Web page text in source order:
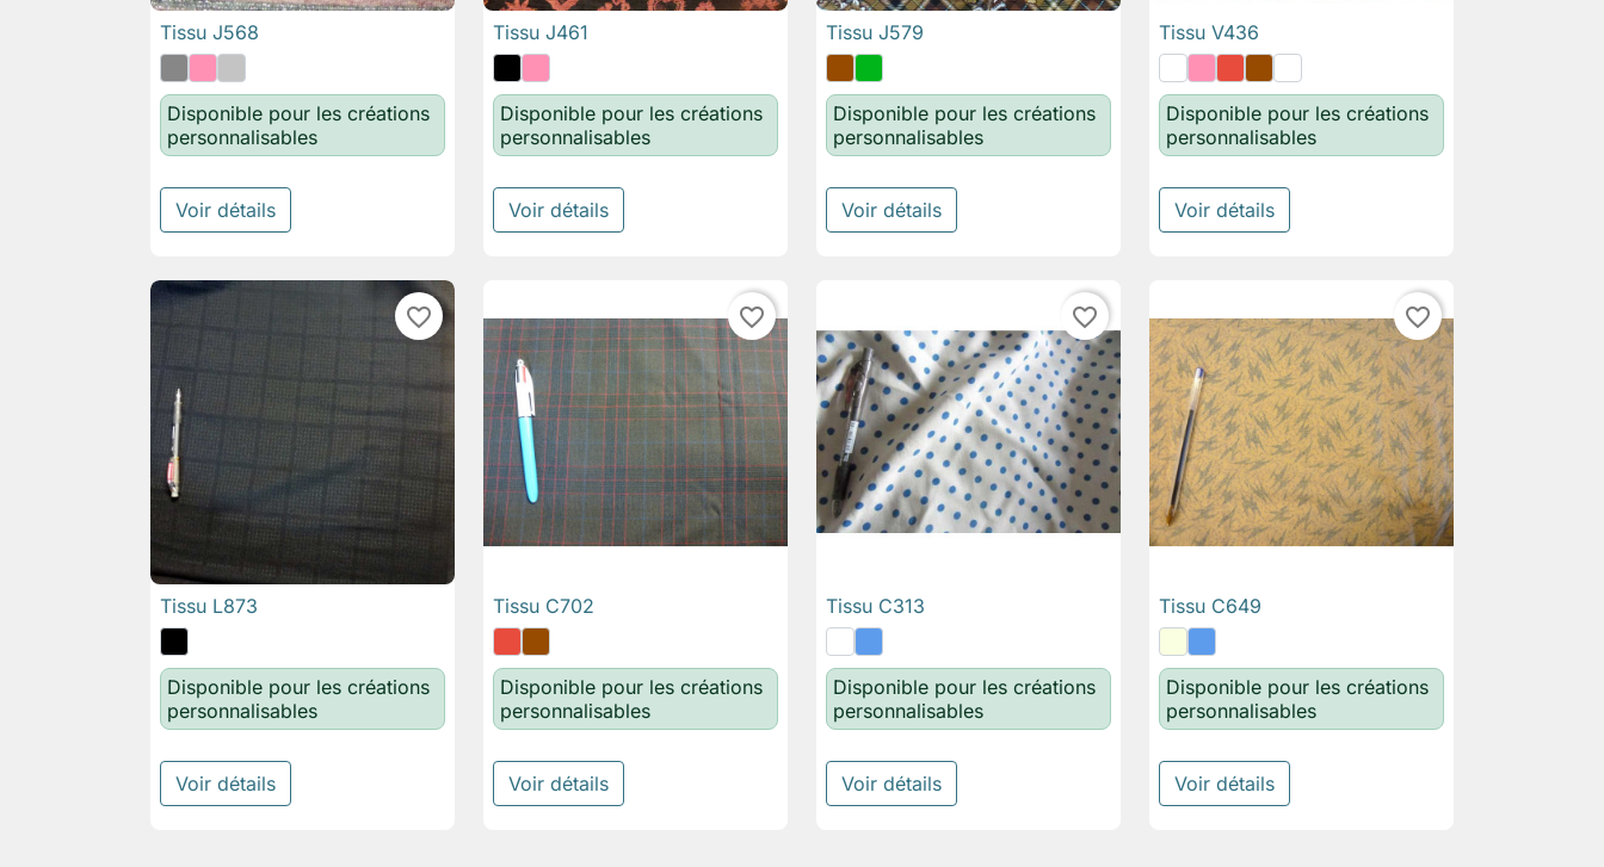
 Aperçu rapide
Tissu J568
Disponible pour les créations
personnalisables
Voir détails

Tissu J461
Disponible pour les créations
personnalisables
Voir détails
 Aperçu rapide
Tissu J579
Disponible pour les créations
personnalisables
Voir détails
 Aperçu rapide
Tissu V436
Disponible pour les créations
personnalisables
Voir détails
favorite_border
 Aperçu rapide
Tissu L873
Disponible pour les créations
personnalisables
Voir détails
favorite_border
 Aperçu rapide
Tissu C702
Disponible pour les créations
personnalisables
Voir détails
favorite_border
 Aperçu rapide
Tissu C313
Disponible pour les créations
personnalisables
Voir détails
favorite_border
 Aperçu rapide
Tissu C649
Disponible pour les créations
personnalisables
Voir détails